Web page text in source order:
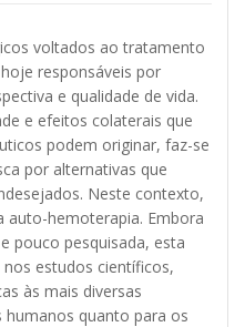
voltados ao tratamento
responsáveis por
e qualidade de vida.
e efeitos colaterais que
podem originar, faz-se
por alternativas que
Neste contexto,
auto-hemoterapia. Embora
pouco pesquisada, esta
estudos científicos,
às mais diversas
quanto para os